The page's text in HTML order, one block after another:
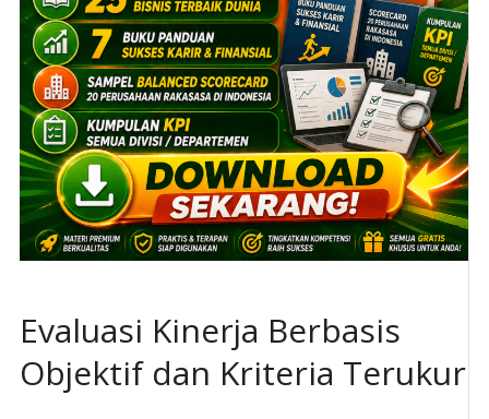
Evaluasi Kinerja Berbasis
Objektif dan Kriteria Terukur